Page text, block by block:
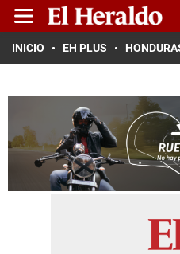
INICIO EH PLUS